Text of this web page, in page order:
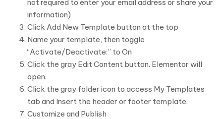
not required to enter your email address or share your
information)
Click Add New Template button at the top
Name your template, then toggle
“Activate/Deactivate:” to On
Click the gray Edit Content button. Elementor will
open.
Click the gray folder icon to access My Templates
tab and Insert the header or footer template.
Customize and Publish